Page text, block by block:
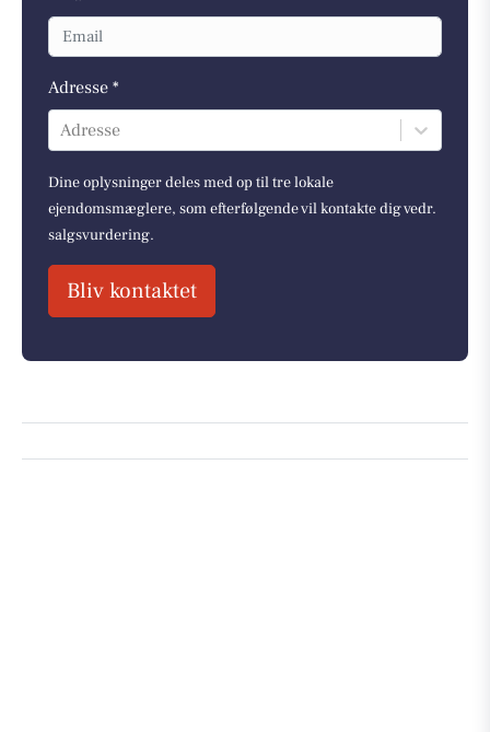
Adresse *
Adresse
Dine oplysninger deles med op til tre lokale
ejendomsmæglere, som efterfølgende vil kontakte dig vedr.
salgsvurdering.
Bliv kontaktet